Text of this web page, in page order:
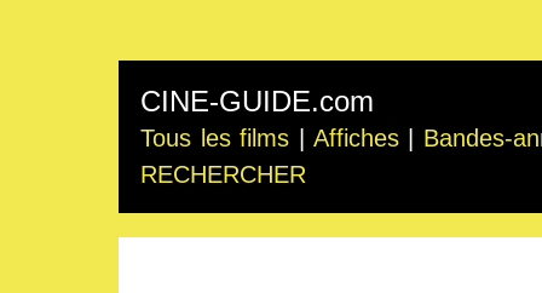
CINE-GUIDE.com
Tous les films Affiches
Bandes-
RECHERCHER